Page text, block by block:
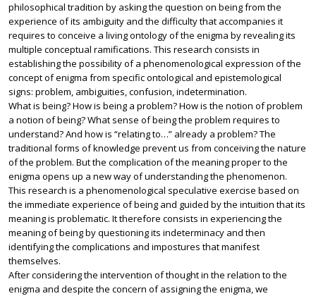
philosophical tradition by asking the question on being from the
experience of its ambiguity and the difficulty that accompanies it
requires to conceive a living ontology of the enigma by revealing its
multiple conceptual ramifications. This research consists in
establishing the possibility of a phenomenological expression of the
concept of enigma from specific ontological and epistemological
signs: problem, ambiguities, confusion, indetermination.
What is being? How is being a problem? How is the notion of problem
a notion of being? What sense of being the problem requires to
understand? And how is “relating to…” already a problem? The
traditional forms of knowledge prevent us from conceiving the nature
of the problem. But the complication of the meaning proper to the
enigma opens up a new way of understanding the phenomenon.
This research is a phenomenological speculative exercise based on
the immediate experience of being and guided by the intuition that its
meaning is problematic. It therefore consists in experiencing the
meaning of being by questioning its indeterminacy and then
identifying the complications and impostures that manifest
themselves.
After considering the intervention of thought in the relation to the
enigma and despite the concern of assigning the enigma, we